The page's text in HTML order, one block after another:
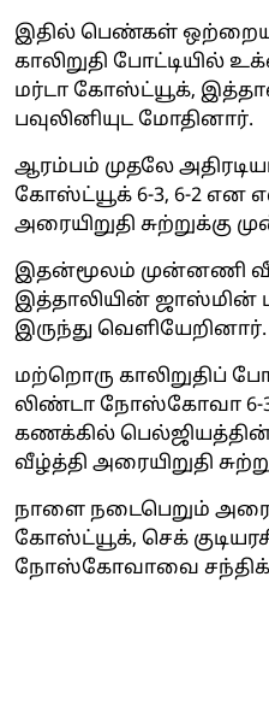
இதில் பெண்கள் ஒற்றையர்
காலிறுதி
மர்டா கோஸ்ட்யூக்,
பவுலினியுட மோதினார்.
ஆரம்பம் முதலே
கோஸ்ட்யூக் 6-3, 6-2 என
அரையிறுதி சுற்றுக்கு
இதன்மூலம் முன்னணி
இத்தாலியின் ஜாஸ்மின்
இருந்து வெளியேறினார்.
மற்றொரு காலிறுதிப்
லிண்டா நோஸ்கோவா 6-
கணக்கில்
வீழ்த்தி அரையிறுதி
நாளை நடைபெறும்
கோஸ்ட்யூக், செக்
நோஸ்கோவாவை